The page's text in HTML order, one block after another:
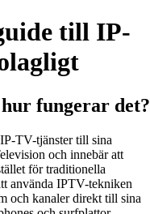
till IP-
fungerar det?
TV-tjänster till sina
och innebär att
för traditionella
använda IPTV-tekniken
och kanaler direkt till sina